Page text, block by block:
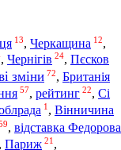
13, Черкащина 12,
, Чернігів 24, Пєсков
зміни 72, Британія
57, рейтинг 22, Сі
1 , Вінничина
, відставка Федорова
, Париж 21 ,